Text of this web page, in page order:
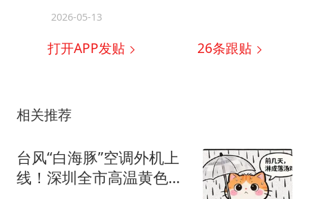
2026-05-13
打开APP发贴 26条跟贴
相关推荐
台风“白海豚”空调外机上
线！深圳全市高温黄色预